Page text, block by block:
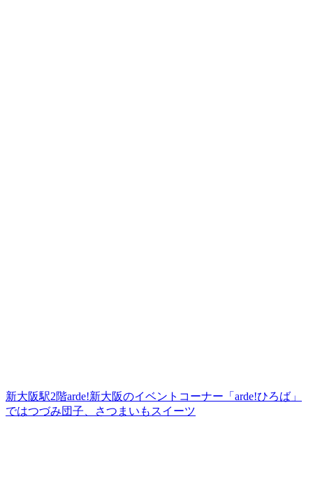
新大阪駅2階arde!新大阪のイベントコーナー「arde!ひろば」
ではつづみ団子、さつまいもスイーツ